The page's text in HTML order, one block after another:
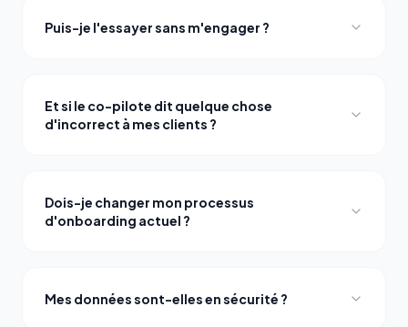
Puis-je l'essayer sans m'engager ?
Et si le co-pilote dit quelque chose
d'incorrect à mes clients ?
Dois-je changer mon processus
d'onboarding actuel ?
Mes données sont-elles en sécurité ?